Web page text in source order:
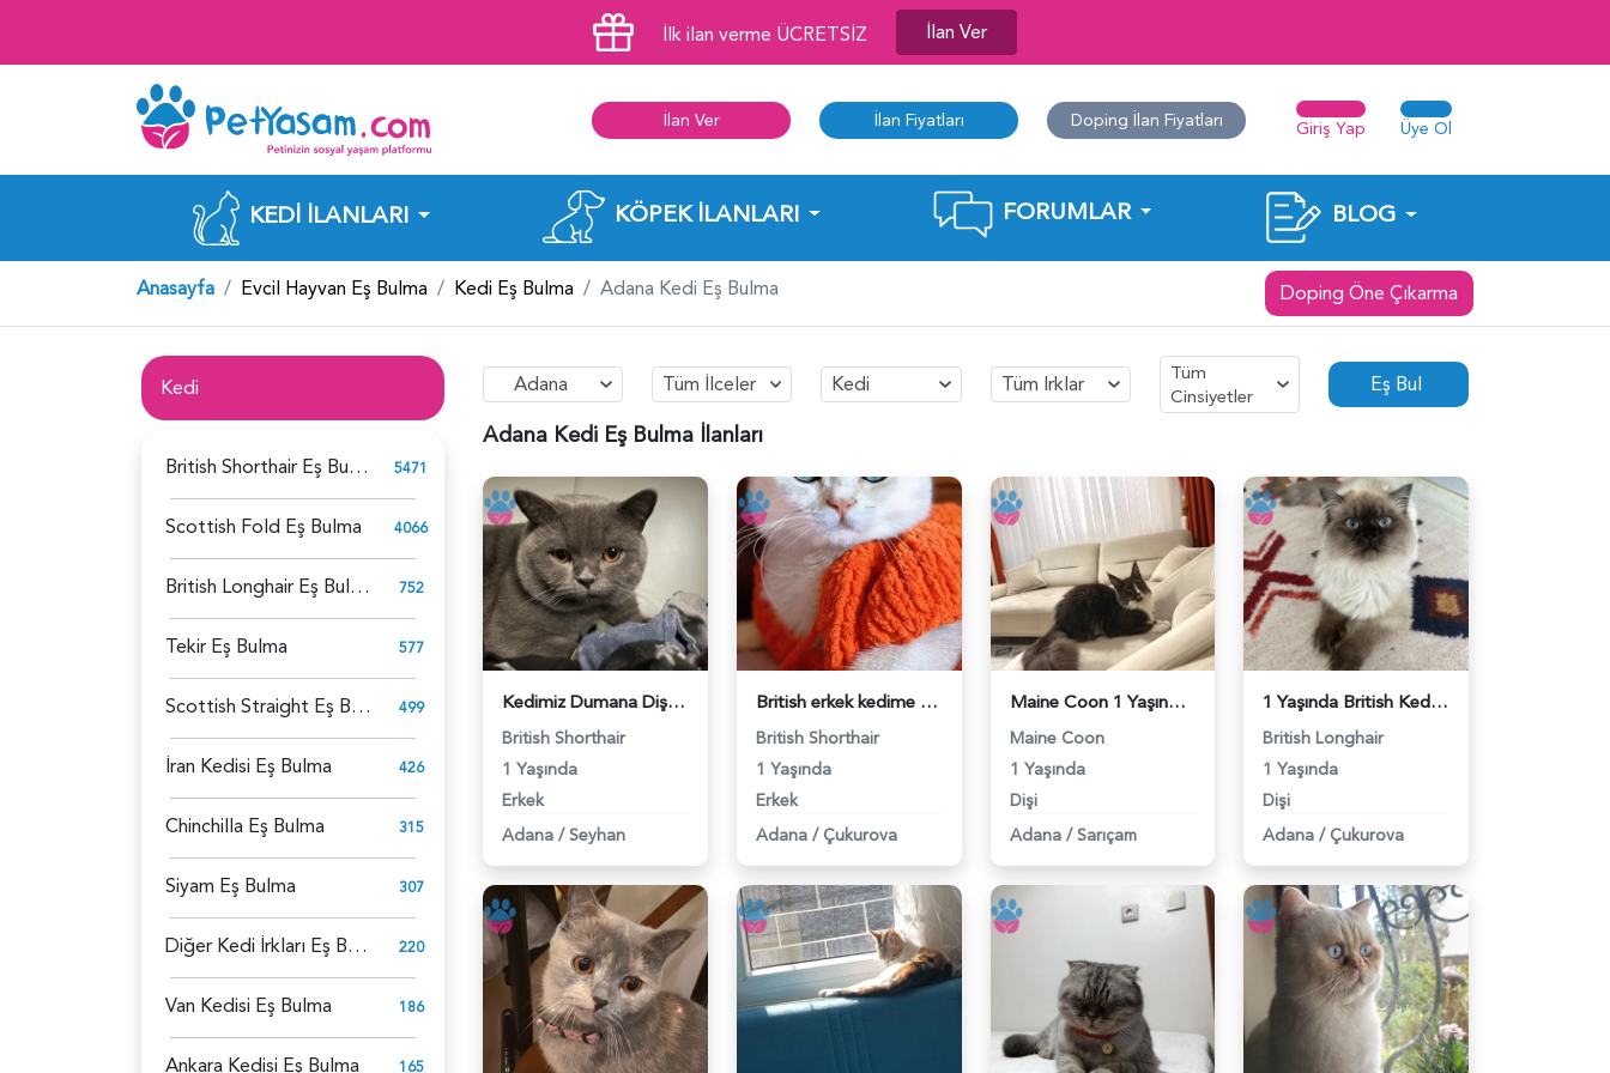
İlk ilan verme ÜCRETSİZ İlan Ver
İlan Ver İlan Fiyatları Doping İlan Fiyatları Giriş Yap Üye Ol
KEDI İLANLARI KÖPEK İLANLARI FORUMLAR BLOG
Anasayfa Evcil Hayvan Eş Bulma Kedi Eş Bulma Adana Kedi Eş Bulma Doping Öne Çıkarma
Kedi
British Shorthair Eş Bulma 5471
Scottish Fold Eş Bulma 4066
British Longhair Eş Bulma 752
Tekir Eş Bulma 577
Scottish Straight Eş Bulma 499
İran Kedisi Eş Bulma 426
Chinchilla Eş Bulma 315
Siyam Eş Bulma 307
Diğer Kedi İrkları Eş Bulma 220
Van Kedisi Eş Bulma 186
Ankara Kedisi Eş Bulma 165
Adana Tüm İlceler Kedi Tüm Irklar
Tüm
Cinsiyetler
Eş Bul
Adana Kedi Eş Bulma İlanları
Kedimiz Dumana Dişi Eş arıyoruz - 118984658
British Shorthair
1 Yaşında
Erkek
Adana / Seyhan
British erkek kedime eş arıyorum - 118984457
British Shorthair
1 Yaşında
Erkek
Adana / Çukurova
Maine Coon 1 Yaşında Eş Arıyor - 118984304
Maine Coon
1 Yaşında
Dişi
Adana / Sarıçam
1 Yaşında British Kedim Eş Arıyor - 118984202
British Longhair
1 Yaşında
Dişi
Adana / Çukurova